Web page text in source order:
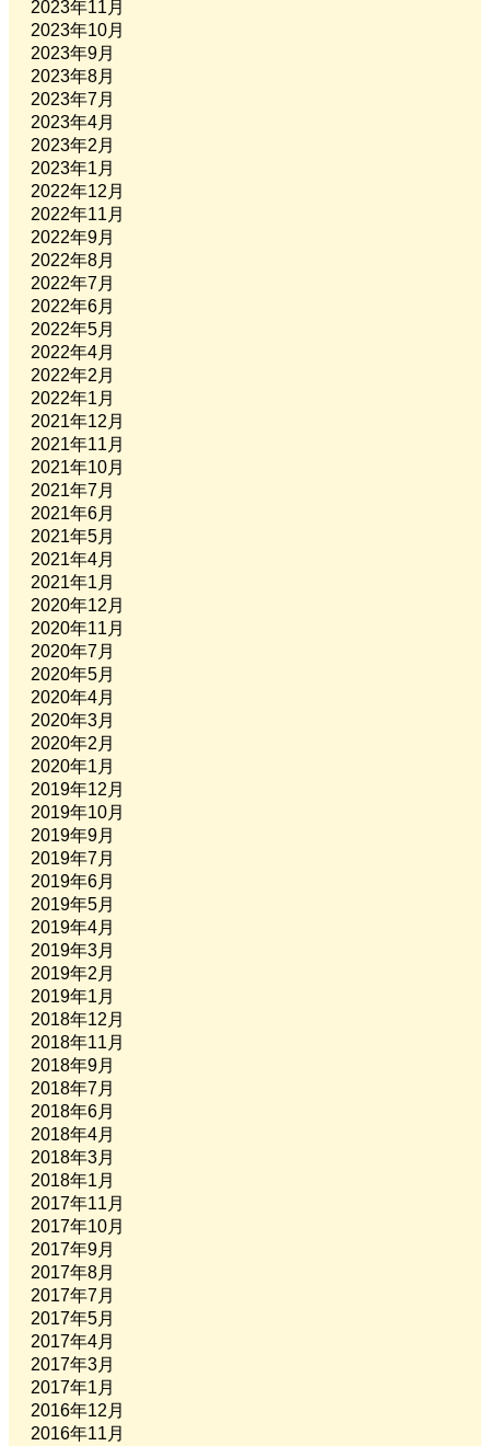
2023年11月
2023年10月
2023年9月
2023年8月
2023年7月
2023年4月
2023年2月
2023年1月
2022年12月
2022年11月
2022年9月
2022年8月
2022年7月
2022年6月
2022年5月
2022年4月
2022年2月
2022年1月
2021年12月
2021年11月
2021年10月
2021年7月
2021年6月
2021年5月
2021年4月
2021年1月
2020年12月
2020年11月
2020年7月
2020年5月
2020年4月
2020年3月
2020年2月
2020年1月
2019年12月
2019年10月
2019年9月
2019年7月
2019年6月
2019年5月
2019年4月
2019年3月
2019年2月
2019年1月
2018年12月
2018年11月
2018年9月
2018年7月
2018年6月
2018年4月
2018年3月
2018年1月
2017年11月
2017年10月
2017年9月
2017年8月
2017年7月
2017年5月
2017年4月
2017年3月
2017年1月
2016年12月
2016年11月